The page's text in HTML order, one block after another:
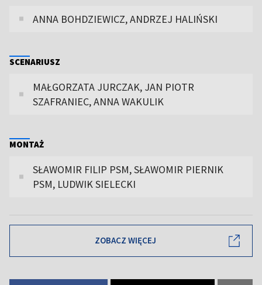
ANNA BOHDZIEWICZ, ANDRZEJ HALIŃSKI
SCENARIUSZ
MAŁGORZATA JURCZAK, JAN PIOTR
SZAFRANIEC, ANNA WAKULIK
MONTAŻ
SŁAWOMIR FILIP PSM, SŁAWOMIR PIERNIK
PSM, LUDWIK SIELECKI
ZOBACZ WIĘCEJ